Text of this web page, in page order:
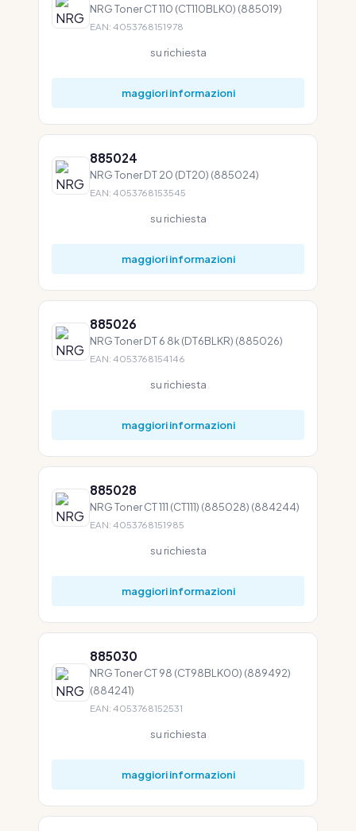
NRG Toner CT 110 (CT110BLK0) (885019)
EAN: 4053768151978
su richiesta
maggiori informazioni
885024
NRG Toner DT 20 (DT20) (885024)
EAN: 4053768153545
su richiesta
maggiori informazioni
885026
NRG Toner DT 6 8k (DT6BLKR) (885026)
EAN: 4053768154146
su richiesta
maggiori informazioni
885028
NRG Toner CT 111 (CT111) (885028) (884244)
EAN: 4053768151985
su richiesta
maggiori informazioni
885030
NRG Toner CT 98 (CT98BLK00) (889492)
(884241)
EAN: 4053768152531
su richiesta
maggiori informazioni